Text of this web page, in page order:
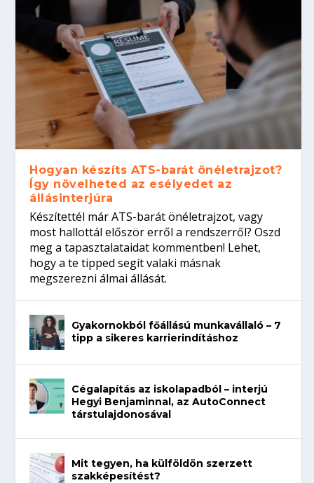
Hogyan készíts ATS-barát önéletrajzot?
Így növelheted az esélyedet az
állásinterjúra
Készítettél már ATS-barát önéletrajzot, vagy
most hallottál először erről a rendszerről? Oszd
meg a tapasztalataidat kommentben! Lehet,
hogy a te tipped segít valaki másnak
megszerezni álmai állását.
Gyakornokból főállású munkavállaló – 7
tipp a sikeres karrierindításhoz
Cégalapítás az iskolapadból – interjú
Hegyi Benjaminnal, az AutoConnect
társtulajdonosával
Mit tegyen, ha külföldön szerzett
szakképesítést?